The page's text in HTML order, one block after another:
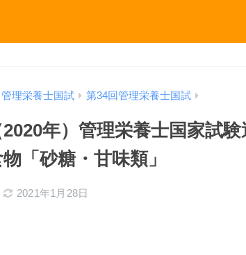
管理栄養士国試 第34回管理栄養士国試
2020年）管理栄養士国家試
「砂糖・甘味類」
2021年1月28日